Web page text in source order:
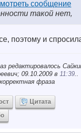
такой нет,
поэтому и
редактировалось
09.10.2009 в 11:39..
фраза
Цитата